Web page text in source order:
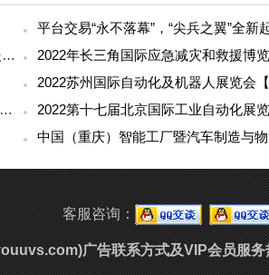
关于邀请参加2023第二届长三角国际 应急减灾和救援博览会的函
2022年长三角国际应急减灾和救援博
2022苏州国际自动化及机器人展览会【
2022第30届中国（西安）国际智能搬运与物流技术展览会
2022第十七届北京国际工业自动化展
中国（重庆）智能工厂暨汽车制造与
客服咨询：
广告联系方式及VIP会员服